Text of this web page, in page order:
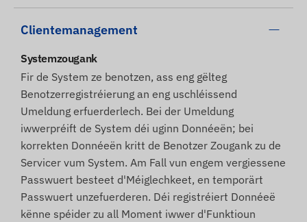
Clientemanagement
Systemzougank
Fir de System ze benotzen, ass eng gëlteg
Benotzerregistréierung an eng uschléissend
Umeldung erfuerderlech. Bei der Umeldung
iwwerpréift de System déi uginn Donnéeën; bei
korrekten Donnéeën kritt de Benotzer Zougank zu de
Servicer vum System. Am Fall vun engem vergiessene
Passwuert besteet d'Méiglechkeet, en temporärt
Passwuert unzefuerderen. Déi registréiert Donnéeë
kënne spéider zu all Moment iwwer d'Funktioun